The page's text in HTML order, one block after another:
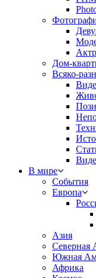
Дом-
Всяко-
В мире
События
Европа
Азия
Северная
Южная
Африка